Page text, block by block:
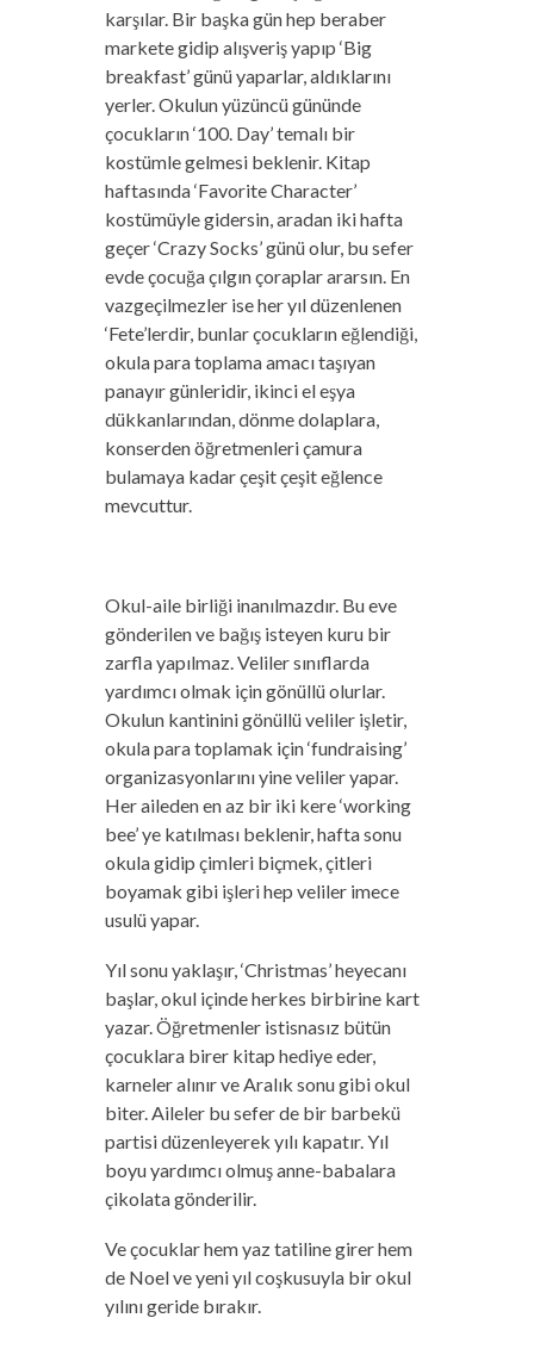
karşılar. Bir başka gün hep beraber
markete gidip alışveriş yapıp ‘Big
breakfast’ günü yaparlar, aldıklarını
yerler. Okulun yüzüncü gününde
çocukların ‘100. Day’ temalı bir
kostümle gelmesi beklenir. Kitap
haftasında ‘Favorite Character’
kostümüyle gidersin, aradan iki hafta
geçer ‘Crazy Socks’ günü olur, bu sefer
evde çocuğa çılgın çoraplar ararsın. En
vazgeçilmezler ise her yıl düzenlenen
‘Fete’lerdir, bunlar çocukların eğlendiği,
okula para toplama amacı taşıyan
panayır günleridir, ikinci el eşya
dükkanlarından, dönme dolaplara,
konserden öğretmenleri çamura
bulamaya kadar çeşit çeşit eğlence
mevcuttur.
Okul-aile birliği inanılmazdır. Bu eve
gönderilen ve bağış isteyen kuru bir
zarfla yapılmaz. Veliler sınıflarda
yardımcı olmak için gönüllü olurlar.
Okulun kantinini gönüllü veliler işletir,
okula para toplamak için ‘fundraising’
organizasyonlarını yine veliler yapar.
Her aileden en az bir iki kere ‘working
bee’ ye katılması beklenir, hafta sonu
okula gidip çimleri biçmek, çitleri
boyamak gibi işleri hep veliler imece
usulü yapar.
Yıl sonu yaklaşır, ‘Christmas’ heyecanı
başlar, okul içinde herkes birbirine kart
yazar. Öğretmenler istisnasız bütün
çocuklara birer kitap hediye eder,
karneler alınır ve Aralık sonu gibi okul
biter. Aileler bu sefer de bir barbekü
partisi düzenleyerek yılı kapatır. Yıl
boyu yardımcı olmuş anne-babalara
çikolata gönderilir.
Ve çocuklar hem yaz tatiline girer hem
de Noel ve yeni yıl coşkusuyla bir okul
yılını geride bırakır.